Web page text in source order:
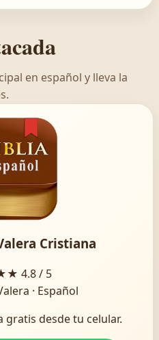
en español y lleva la
Cristiana
4.8 / 5
· Español
gratis desde tu celular.